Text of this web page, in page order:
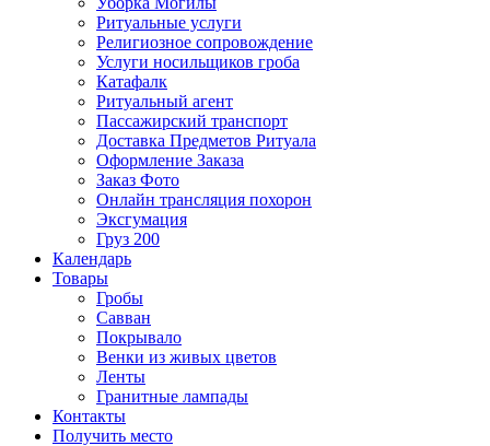
Ритуальные услуги
Религиозное сопровождение
Услуги носильщиков гроба
Катафалк
Ритуальный агент
Пассажирский транспорт
Доставка Предметов Ритуала
Оформление Заказа
Заказ Фото
Онлайн трансляция похорон
Эксгумация
Груз 200
Календарь
Товары
Гробы
Савван
Покрывало
Венки из живых цветов
Ленты
Гранитные лампады
Контакты
Получить место